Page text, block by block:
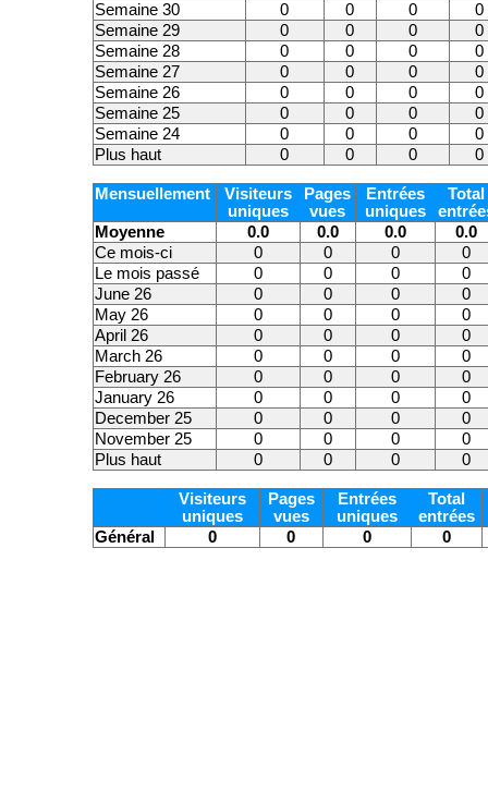
Semaine 30
0 0 0
0
Semaine 29
0 0 0
0
Semaine 28
0 0 0
0
Semaine 27
0 0 0
0
Semaine 26
0 0 0
0
Semaine 25
0 0 0
0
Semaine 24
0 0 0
0
Plus haut
0 0 0 0
Mensuellement
Visiteurs
uniques
Pages
vues
Entrées
uniques
Total
Moyenne
0.0 0.0 0.0
0.0
Ce mois-ci
0 0 0
0
Le mois passé
0 0 0
0
June 26
0 0 0
0
May 26
0 0 0
0
April 26
0 0 0
0
March 26
0 0 0
0
February 26
0 0 0
0
January 26
0 0 0
0
December 25
0 0 0
0
November 25
0 0 0
0
Plus haut
0 0 0 0
Visiteurs
uniques
Pages
vues
Entrées
uniques
Total
entrées
Général
0 0 0 0